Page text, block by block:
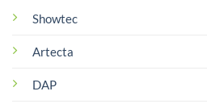
Showtec
Artecta
DAP